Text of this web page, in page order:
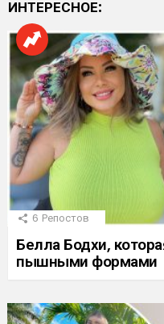
ИНТЕРЕСНОЕ:
6 Репостов
Белла Бодхи,
пышными формами